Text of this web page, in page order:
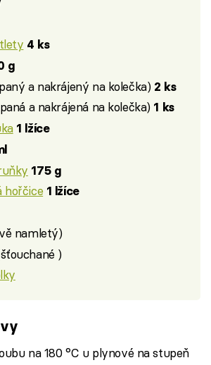
4 ks
g
a nakrájený na kolečka) 2 ks
a nakrájená na kolečka) 1 ks
1 lžíce
175 g
hořčice 1 lžíce
namletý)
)
na 180 °C u plynové na stupeň